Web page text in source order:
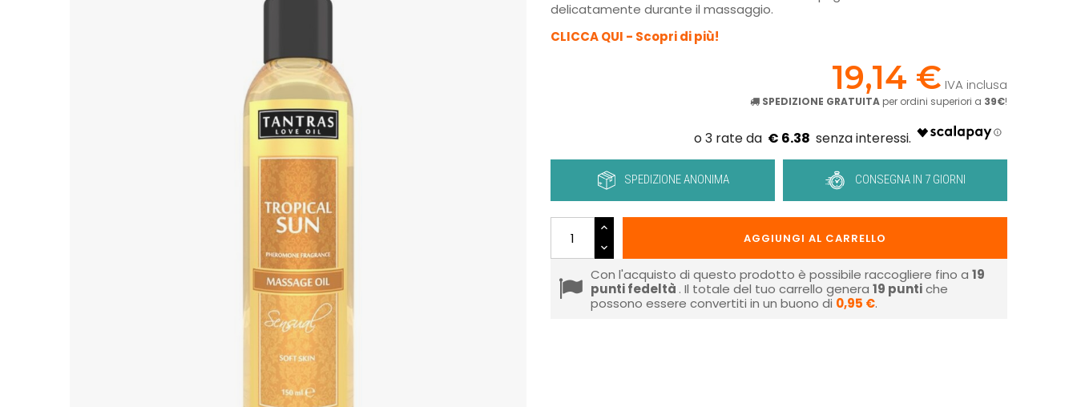
delicatamente durante il massaggio.
CLICCA QUI - Scopri di più!
19,14 € IVA inclusa
SPEDIZIONE GRATUITA per ordini superiori a 39€!
€ 6.38
SPEDIZIONE ANONIMA CONSEGNA IN 7 GIORNI
AGGIUNGI AL CARRELLO
Con l'acquisto di questo prodotto è possibile raccogliere fino a 19
punti fedeltà . Il totale del tuo carrello genera 19 puntiche
possono essere convertiti in un buono di 0,95 €.